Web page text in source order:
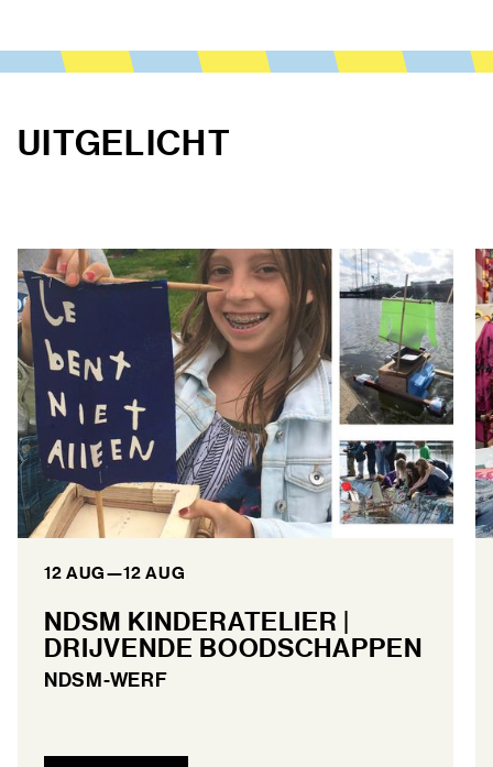
UITGELICHT
12 AUG—12 AUG
NDSM KINDERATELIER |
DRIJVENDE BOODSCHAPPEN
NDSM-WERF